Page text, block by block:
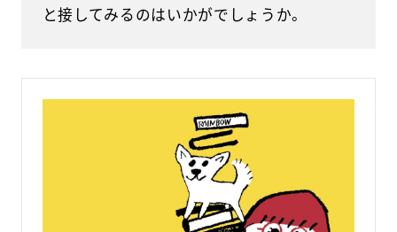
と接してみるのはいかがでしょうか。